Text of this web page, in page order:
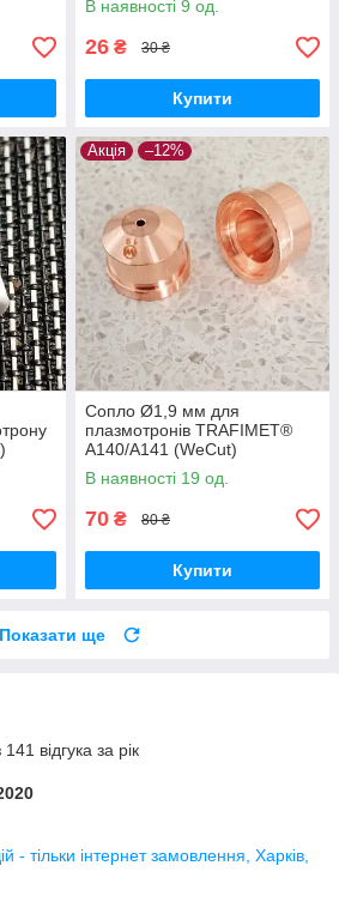
В наявності 9 од.
26 ₴ 30 ₴
Купити
Акція –12%
Сопло Ø1,9 мм для
плазмотронів TRAFIMET®
A140/A141 (WeCut)
В наявності 19 од.
70 ₴ 80 ₴
Купити
Показати ще
відгука за рік
- тільки інтернет замовлення, Харків,